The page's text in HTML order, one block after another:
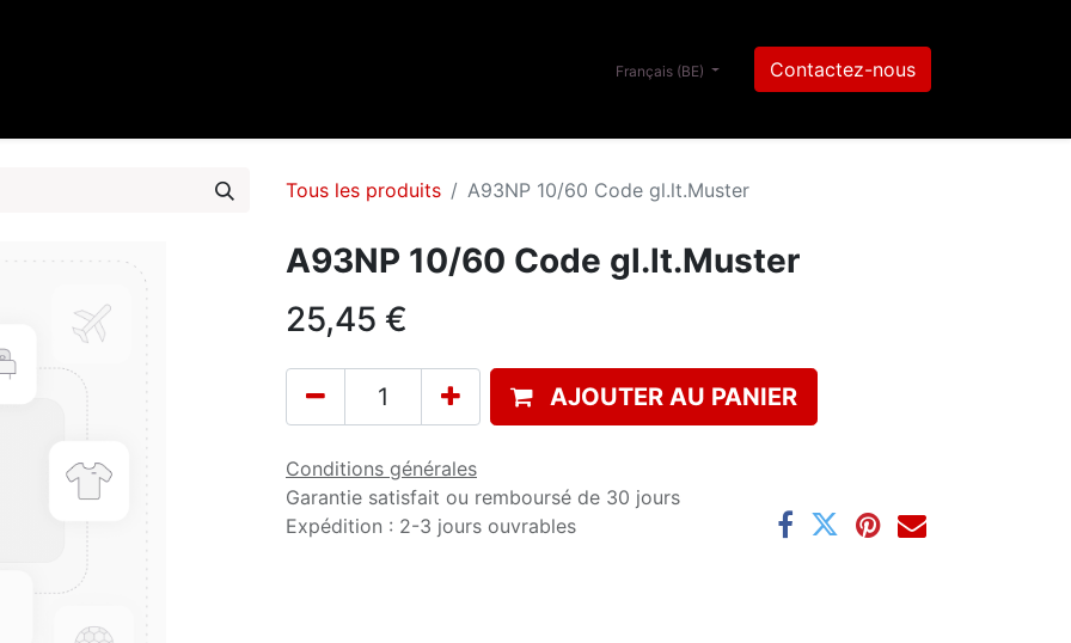
Français (BE) Contactez-nous
Tous les produits A93NP 10/60 Code gl.lt.Muster
A93NP 10/60 Code gl.lt.Muster
25,45 €
AJOUTER AU PANIER
Conditions générales
Garantie satisfait ou remboursé de 30 jours
Expédition : 2-3 jours ouvrables